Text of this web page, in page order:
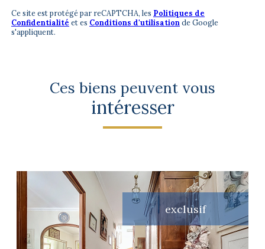
Ce site est protégé par reCAPTCHA, les Politiques de
Confidentialité et es Conditions d'utilisationde Google
s'appliquent.
Ces biens peuvent vous
intéresser
exclusif